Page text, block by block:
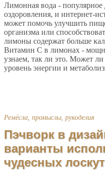
Лимонная вода - популярное
оздоровления, и интернет-
может помочь улучшить
организма или
лимоны содержат больше
Витамин С в лимонах -
узнаем, так ли это. Может
уровень энергии и
Ремёсла, промыслы, рукоделия
Пэчворк в
варианты
чудесных